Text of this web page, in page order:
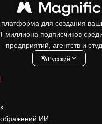
для создания
миллиона подписчиков
предприятий, агентств и
Pусский
ИИ